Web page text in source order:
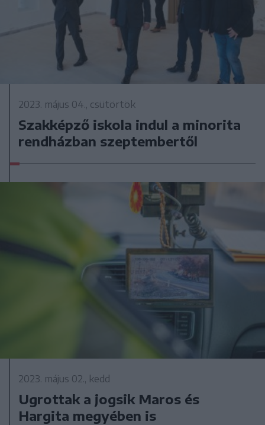
2023. május 04., csütörtök
Szakképző iskola indul a minorita
rendházban szeptembertől
2023. május 02., kedd
Ugrottak a jogsik Maros és
Hargita megyében is